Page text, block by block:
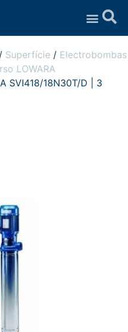
/ Superfície / Electrobombas
LOWARA
SVI418/18N30T/D | 3